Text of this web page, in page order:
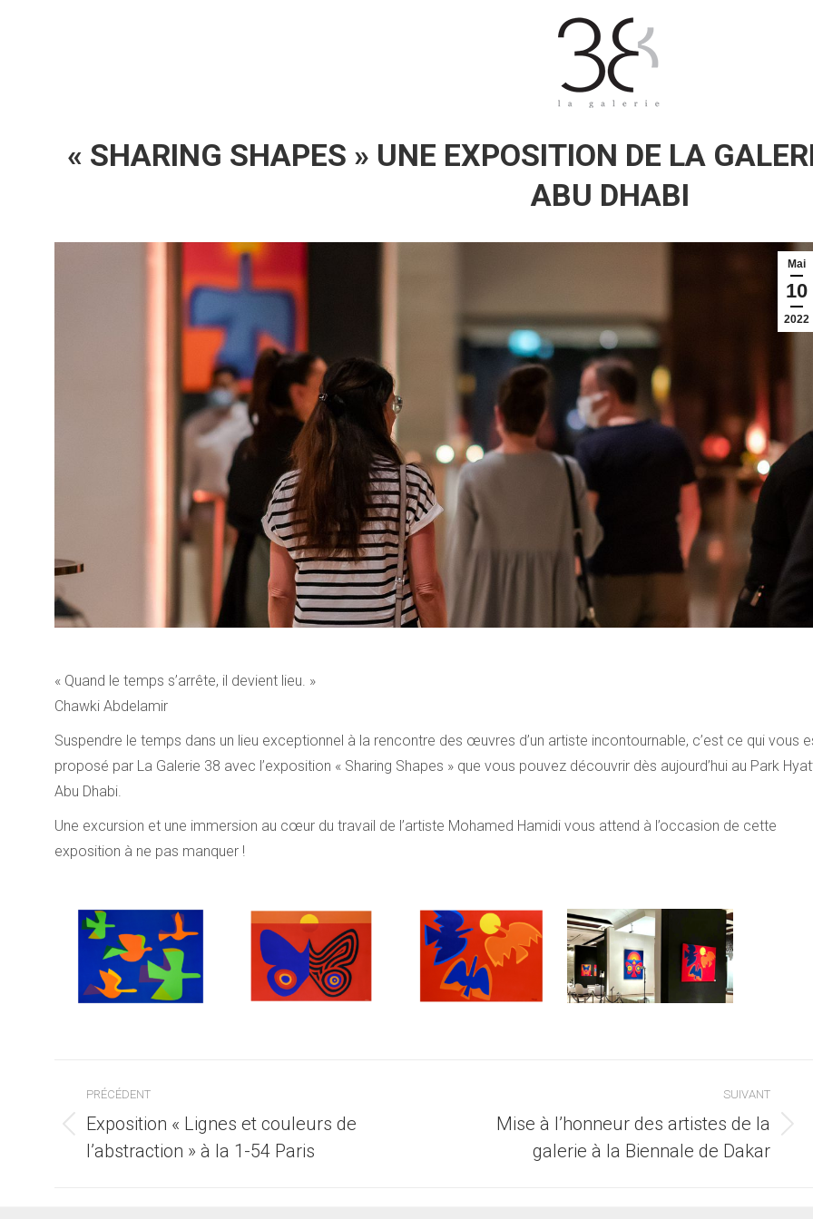
« SHARING SHAPES » UNE EXPOSITION DE LA
ABU DHABI
Mai
10
2022
« Quand le temps s’arrête, il devient lieu. »
Chawki Abdelamir
Suspendre le temps dans un lieu exceptionnel à la rencontre des œuvres d’un artiste incontournable, c’est ce qui vous
proposé par La Galerie 38 avec l’exposition « Sharing Shapes » que vous pouvez découvrir dès aujourd’hui au Park
Abu Dhabi.
Une excursion et une immersion au cœur du travail de l’artiste Mohamed Hamidi vous attend à l’occasion de cette
exposition à ne pas manquer !
Navigation
article
PRÉCÉDENT
Article
précédent
Exposition « Lignes et couleurs de
l’abstraction » à la 1-54 Paris
SUIVANT
Mise à l’honneur des artistes de la
galerie à la Biennale de Dakar